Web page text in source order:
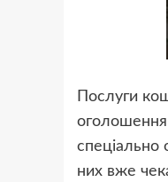
Послуги
спеціально
них вже